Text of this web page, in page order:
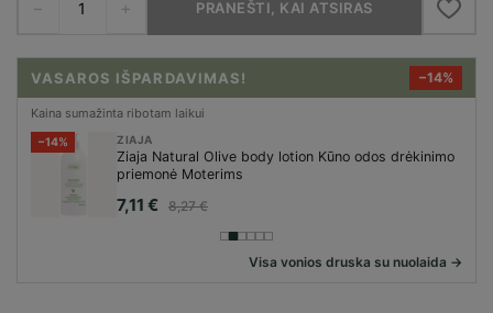
− + PRANEŠTI, KAI ATSIRAS
VASAROS IŠPARDAVIMAS! −14%
Kaina sumažinta ribotam laikui
−14% ZIAJA
Ziaja Natural Olive body lotion Kūno odos drėkinimo
priemonė Moterims
7,11 € 8,27 €
Visa vonios druska su nuolaida →